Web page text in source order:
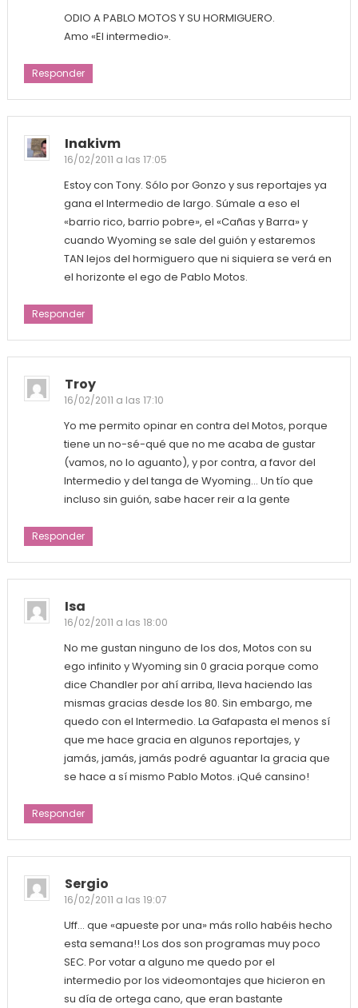
ODIO A PABLO MOTOS Y SU HORMIGUERO.
Amo «El intermedio».
Responder
Inakivm
16/02/2011 a las 17:05
Estoy con Tony. Sólo por Gonzo y sus reportajes ya
gana el Intermedio de largo. Súmale a eso el
«barrio rico, barrio pobre», el «Cañas y Barra» y
cuando Wyoming se sale del guión y estaremos
TAN lejos del hormiguero que ni siquiera se verá en
el horizonte el ego de Pablo Motos.
Responder
Troy
16/02/2011 a las 17:10
Yo me permito opinar en contra del Motos, porque
tiene un no-sé-qué que no me acaba de gustar
(vamos, no lo aguanto), y por contra, a favor del
Intermedio y del tanga de Wyoming… Un tío que
incluso sin guión, sabe hacer reir a la gente
Responder
Isa
16/02/2011 a las 18:00
No me gustan ninguno de los dos, Motos con su
ego infinito y Wyoming sin 0 gracia porque como
dice Chandler por ahí arriba, lleva haciendo las
mismas gracias desde los 80. Sin embargo, me
quedo con el Intermedio. La Gafapasta el menos sí
que me hace gracia en algunos reportajes, y
jamás, jamás, jamás podré aguantar la gracia que
se hace a sí mismo Pablo Motos. ¡Qué cansino!
Responder
Sergio
16/02/2011 a las 19:07
Uff… que «apueste por una» más rollo habéis hecho
esta semana!! Los dos son programas muy poco
SEC. Por votar a alguno me quedo por el
intermedio por los videomontajes que hicieron en
su día de ortega cano, que eran bastante